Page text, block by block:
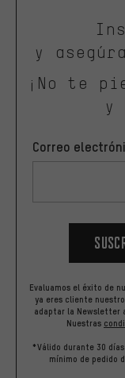
y
¡No te
y
Correo
Evaluamos el éxito de
ya eres cliente
adaptar la Newsletter
Nuestras
*Válido durante 30
mínimo de pedido